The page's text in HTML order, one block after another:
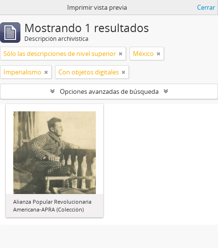
Imprimir vista previa Cerrar
Mostrando 1 resultados
Descripción archivística
Sólo las descripciones de nivel superior México
Imperialismo Con objetos digitales
Opciones avanzadas de búsqueda
Alianza Popular Revolucionaria
Americana-APRA (Colección)